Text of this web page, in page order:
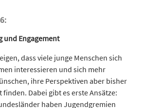
und Engagement
dass viele junge Menschen sich
interessieren und sich mehr
ihre Perspektiven aber bisher
Dabei gibt es erste Ansätze:
haben Jugendgremien